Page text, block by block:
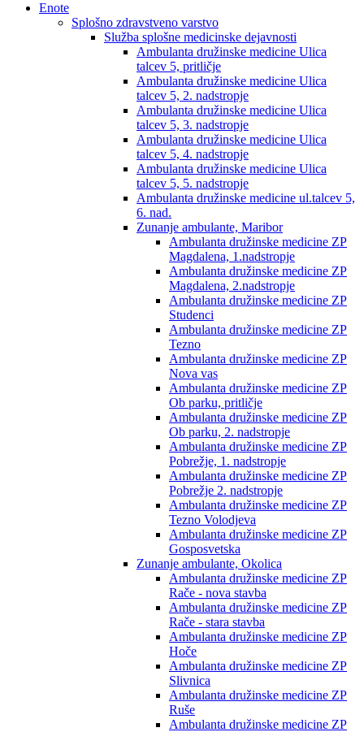
Enote
Splošno zdravstveno varstvo
Služba splošne medicinske dejavnosti
Ambulanta družinske medicine Ulica
talcev 5, pritličje
Ambulanta družinske medicine Ulica
talcev 5, 2. nadstropje
Ambulanta družinske medicine Ulica
talcev 5, 3. nadstropje
Ambulanta družinske medicine Ulica
talcev 5, 4. nadstropje
Ambulanta družinske medicine Ulica
talcev 5, 5. nadstropje
Ambulanta družinske medicine ul.talcev 5,
6. nad.
Zunanje ambulante, Maribor
Ambulanta družinske medicine ZP
Magdalena, 1.nadstropje
Ambulanta družinske medicine ZP
Magdalena, 2.nadstropje
Ambulanta družinske medicine ZP
Studenci
Ambulanta družinske medicine ZP
Tezno
Ambulanta družinske medicine ZP
Nova vas
Ambulanta družinske medicine ZP
Ob parku, pritličje
Ambulanta družinske medicine ZP
Ob parku, 2. nadstropje
Ambulanta družinske medicine ZP
Pobrežje, 1. nadstropje
Ambulanta družinske medicine ZP
Pobrežje 2. nadstropje
Ambulanta družinske medicine ZP
Tezno Volodjeva
Ambulanta družinske medicine ZP
Gosposvetska
Zunanje ambulante, Okolica
Ambulanta družinske medicine ZP
Rače - nova stavba
Ambulanta družinske medicine ZP
Rače - stara stavba
Ambulanta družinske medicine ZP
Hoče
Ambulanta družinske medicine ZP
Slivnica
Ambulanta družinske medicine ZP
Ruše
Ambulanta družinske medicine ZP